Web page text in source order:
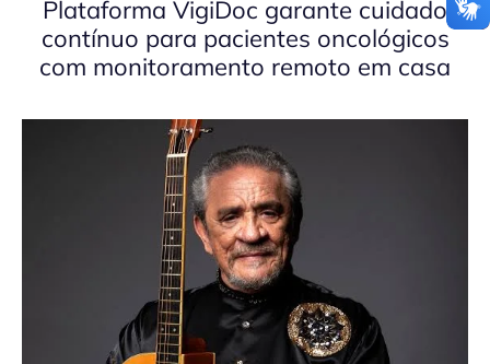
Plataforma VigiDoc garante cuidado
contínuo para pacientes oncológicos
com monitoramento remoto em casa